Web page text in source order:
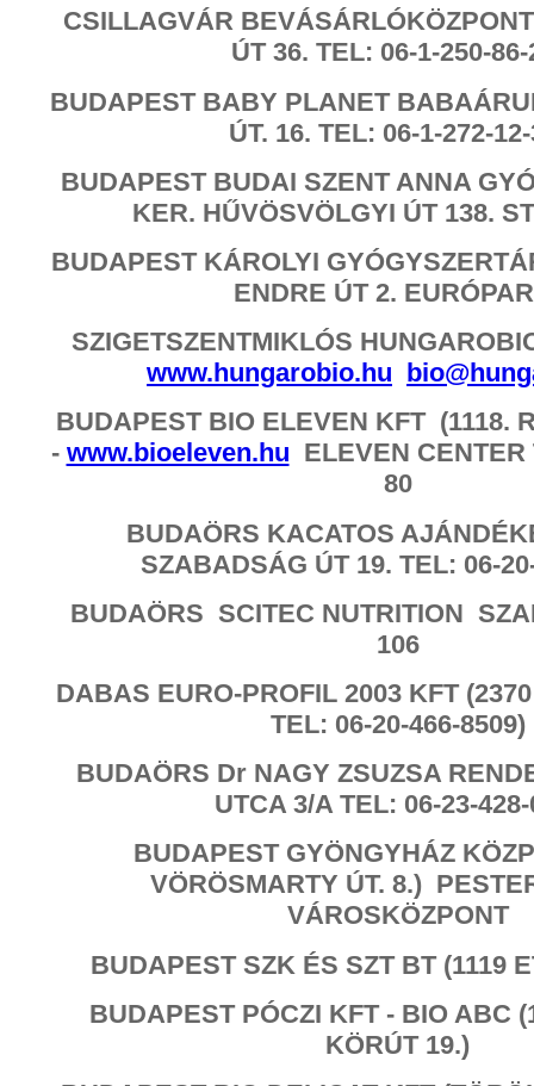
CSILLAGVÁR
ÚT 36. TEL: 06-1-250-86-
BUDAPEST BABY PLANET
ÚT. 16. TEL: 06-1-272-
BUDAPEST BUDAI SZENT ANNA
KER. HŰVÖSVÖLGYI ÚT 138.
BUDAPEST KÁROLYI
ENDRE ÚT 2.
SZIGETSZENTMIKLÓS
www.hungarobio.hu
BUDAPEST BIO ELEVEN KFT (1118.
- www.bioeleven.hu ELEVEN CENTER
80
BUDAÖRS KACATOS
SZABADSÁG ÚT 19. TEL: 06-
BUDAÖRS SCITEC NUTRITION
106
DABAS EURO-PROFIL 2003 KFT
TEL: 06-20-466-8509)
BUDAÖRS Dr NAGY ZSUZSA
UTCA 3/A TEL: 06-23-
BUDAPEST GYÖNGYHÁZ
VÖRÖSMARTY ÚT. 8.)
VÁROSKÖZPONT
BUDAPEST SZK ÉS SZT BT (1119
BUDAPEST PÓCZI KFT - BIO ABC
KÖRÚT 19.)